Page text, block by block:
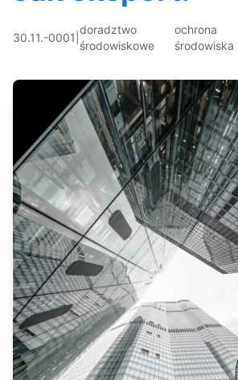
30.11.-0001
doradztwo
środowiskowe
ochrona
środowiska